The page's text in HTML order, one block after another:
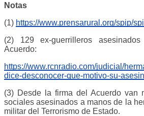
Notas
(1) https://www.prensarural.org/spip/
(2) 129 ex-guerrilleros
Acuerdo:
https://www.rcnradio.com/judicial/
dice-desconocer-que-motivo-su-
(3) Desde la firma del Acuerdo van
sociales asesinados a manos de la
militar del Terrorismo de Estado.